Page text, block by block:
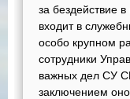
за бездействие
входит в
особо крупном
сотрудники
важных дел СУ
заключением